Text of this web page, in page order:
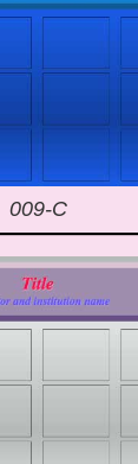
009-C